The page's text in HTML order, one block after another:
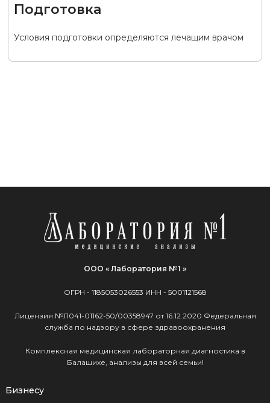
Подготовка
Условия подготовки определяются лечащим врачом
ООО « Лаборатория №1 »
ОГРН - 1185053026553 ИНН - 5001121568
Лицензия №Л041-01162-50/00358947 от 16.12.2020 Федеральная
служба по надзору в сфере здравоохранения
Комплексная медицинская лабораторная диагностика в
Балашихе, анализы для всей семьи!
Бизнесу